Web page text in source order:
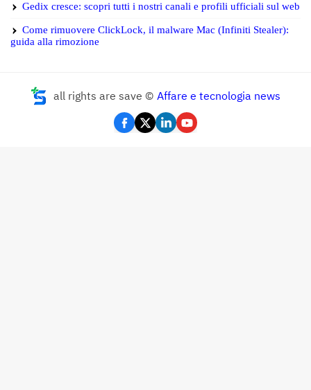
Gedix cresce: scopri tutti i nostri canali e profili ufficiali sul web
Come rimuovere ClickLock, il malware Mac (Infiniti Stealer):
guida alla rimozione
all rights are save © Affare e tecnologia news